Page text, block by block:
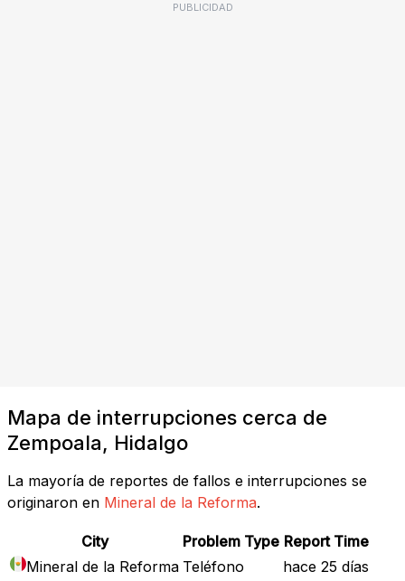
PUBLICIDAD
Mapa de interrupciones cerca de
Zempoala, Hidalgo
La mayoría de reportes de fallos e interrupciones se
originaron en Mineral de la Reforma.
City Problem Type Report Time
Mineral de la Reforma Teléfono
hace 25 días